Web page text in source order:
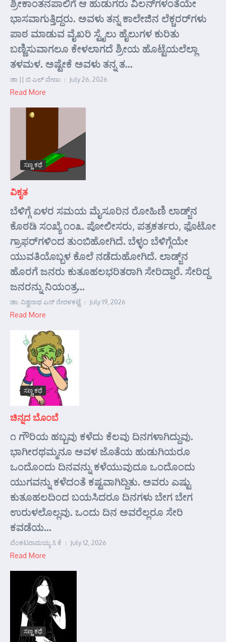
ಶ್ರೀಕಾಂತನಪಾಲಿಗೆ ಆ ಹುಡುಗರು ವಿಲನ್‌ಗಳಂತೆಯೇ
ಭಾಸವಾಗುತ್ತಿದ್ದರು. ಅವಳು ತನ್ನ ಕಾಲೇಜಿನ ಲೆಕ್ಚರರ್‌ಗಳು
ಪಾಠ ಮಾಡುವ ವೈಖರಿ ಸ್ಟೈಲು ಹೈಲುಗಳ ಕುರಿತು
ಬಣ್ಣಿಸುವಾಗಲೂ ಕೇಳಲಾಗದೆ ಶ್ರೀಯ ಹೊಟ್ಟೆಯಲೆಲ್ಲಾ
ತಳಮಳ. ಅಷ್ಟೇಕೆ ಅವಳು ತನ್ನ ತ...
ಡಾ || ಬಿ ಎಲ್ ವೇಣು July 26, 2026
Read More
ಸಣ್ಣ ಕಥೆ
ವಿಕೃತ
ಬೆಳಿಗ್ಗೆ ಏಳರ ಸಮಯ ಮೈಸೂರಿನ ರೋಹಿಣಿ ಲಾಡ್ಜ್‌ನ
ಕೊಠಡಿ ಸಂಖ್ಯೆ ೧೦೩. ಪೋಲೀಸರು, ಪತ್ರಕರ್ತರು, ಫೊಟೋ
ಗ್ರಾಫರ್‌ಗಳಿಂದ ತುಂಬಿಹೋಗಿದೆ. ಬೆಳ್ಳಂ ಬೆಳಿಗ್ಗೆಯೇ
ಯುವತಿಯೊಬ್ಬಳ ಕೊಲೆ ನಡೆದುಹೋಗಿದೆ. ಲಾಡ್ಜ್‌ನ
ಹೊರಗೆ ಜನರು ಕುತೂಹಲಭರಿತರಾಗಿ ಸೇರಿದ್ದಾರೆ. ಸೇರಿದ್ದ
ಜನರನ್ನು ನಿಯಂತ್ರ...
ಡಾ. ವಿಶ್ವನಾಥ ಎನ್ ನೇರಳಕಟ್ಟೆ July 19, 2026
Read More
ಸಣ್ಣ ಕಥೆ
ಚಿನ್ನದ ಬೊಂಬೆ
೧ ಗೌರಿಯ ಹಬ್ಬವು ಕಳೆದು ಕೆಲವು ದಿನಗಳಾಗಿದ್ದುವು.
ಭಾಗೀರಥಮ್ಮನೂ ಅವಳ ಜೊತೆಯ ಹುಡುಗಿಯರೂ
ಒಂದೊಂದು ದಿನವನ್ನು ಕಳೆಯುವುದೂ ಒಂದೊಂದು
ಯುಗವನ್ನು ಕಳೆದಂತೆ ಕಷ್ಟವಾಗಿದ್ದಿತು. ಅವರು ಎಷ್ಟು
ಕುತೂಹಲದಿಂದ ಬಯಸಿದರೂ ದಿನಗಳು ಬೇಗ ಬೇಗ
ಉರುಳಲೊಲ್ಲವು. ಒಂದು ದಿನ ಅವರೆಲ್ಲರೂ ಸೇರಿ
ಕವಡೆಯ...
ವೆಂಕಟರಾಮಯ್ಯ ಸಿ ಕೆ July 12, 2026
Read More
ಸಣ್ಣ ಕಥೆ